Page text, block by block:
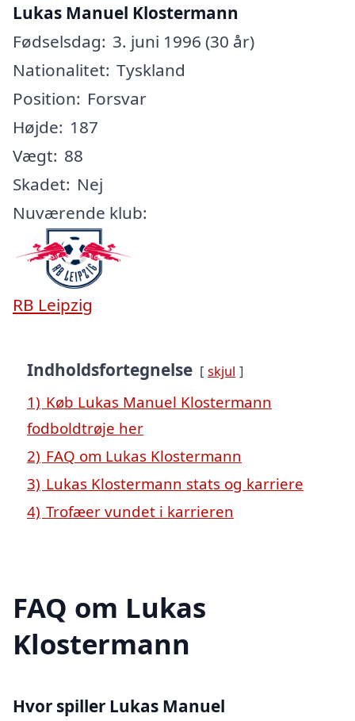
Lukas Manuel Klostermann
Fødselsdag: 3. juni 1996 (30 år)
Nationalitet: Tyskland
Position: Forsvar
Højde: 187
Vægt: 88
Skadet: Nej
Nuværende klub:
RB Leipzig
Indholdsfortegnelse skjul
1) Køb Lukas Manuel Klostermann
fodboldtrøje her
2) FAQ om Lukas Klostermann
3) Lukas Klostermann stats og karriere
4) Trofæer vundet i karrieren
FAQ om Lukas
Klostermann
Hvor spiller Lukas Manuel